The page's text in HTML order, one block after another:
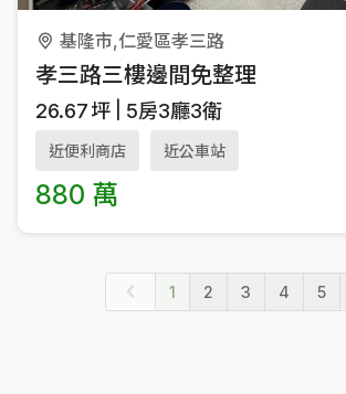
基隆市,仁愛區孝三路
孝三路三樓邊間免整理
26.67坪 5房3廳3衛
近便利商店 近公車站
880 萬
1 2 3 4 5